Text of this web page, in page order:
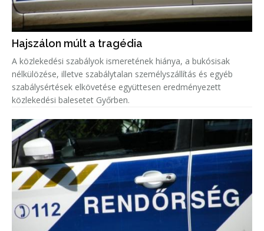
Hajszálon múlt a tragédia
A közlekedési szabályok ismeretének hiánya, a bukósisak
nélkülözése, illetve szabálytalan személyszállítás és egyéb
szabálysértések elkövetése együttesen eredményezett
közlekedési balesetet Győrben.